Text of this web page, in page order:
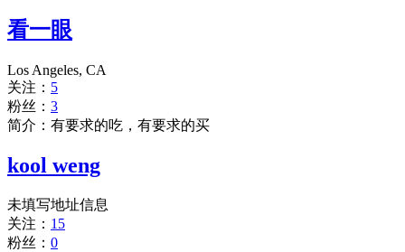
看一眼
Los Angeles, CA
关注： 5
粉丝： 3
简介：有要求的吃，有要求的买
kool weng
未填写地址信息
关注： 15
粉丝： 0